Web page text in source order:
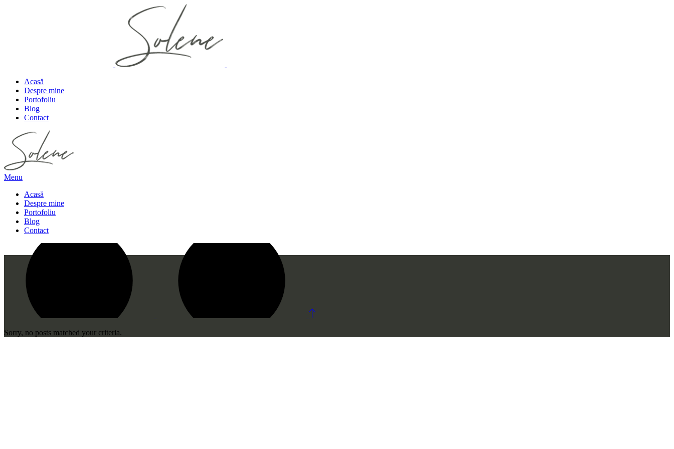
Acasă
Despre mine
Portofoliu
Blog
Contact
Menu
Acasă
Despre mine
Portofoliu
Blog
Contact
Sorry, no posts matched your criteria.